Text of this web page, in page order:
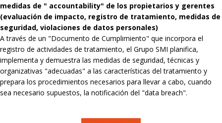
medidas de " accountability" de los propietarios y gerentes
(evaluación de impacto, registro de tratamiento, medidas de
seguridad, violaciones de datos personales)
A través de un "Documento de Cumplimiento" que incorpora el
registro de actividades de tratamiento, el Grupo SMI planifica,
implementa y demuestra las medidas de seguridad, técnicas y
organizativas "adecuadas" a las características del tratamiento y
prepara los procedimientos necesarios para llevar a cabo, cuando
sea necesario supuestos, la notificación del "data breach".